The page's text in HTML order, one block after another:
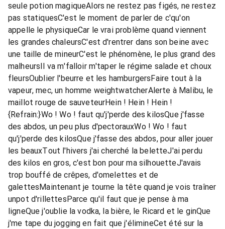
seule potion magiqueAlors ne restez pas figés, ne restez
pas statiquesC'est le moment de parler de c'qu'on
appelle le physiqueCar le vrai problème quand viennent
les grandes chaleursC'est d'rentrer dans son beine avec
une taille de mineurC'est le phénomène, le plus grand des
malheursIl va m'falloir m'taper le régime salade et choux
fleursOublier l'beurre et les hamburgersFaire tout à la
vapeur, mec, un homme weightwatcherAlerte à Malibu, le
maillot rouge de sauveteurHein ! Hein ! Hein !
{Refrain:}Wo ! Wo ! faut qu'j'perde des kilosQue j'fasse
des abdos, un peu plus d'pectorauxWo ! Wo ! faut
qu'j'perde des kilosQue j'fasse des abdos, pour aller jouer
les beauxTout l'hivers j'ai cherché la beletteJ'ai perdu
des kilos en gros, c'est bon pour ma silhouetteJ'avais
trop bouffé de crêpes, d'omelettes et de
galettesMaintenant je tourne la tête quand je vois traîner
unpot d'rillettesParce qu'il faut que je pense à ma
ligneQue j'oublie la vodka, la bière, le Ricard et le ginQue
j'me tape du jogging en fait que j'élimineCet été sur la